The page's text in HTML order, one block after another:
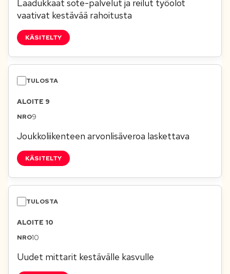
Laadukkaat sote-palvelut ja reilut työolot
vaativat kestävää rahoitusta
KÄSITELTY
ALOITE 9
9
Joukkoliikenteen arvonlisäveroa laskettava
KÄSITELTY
ALOITE 10
10
Uudet mittarit kestävälle kasvulle